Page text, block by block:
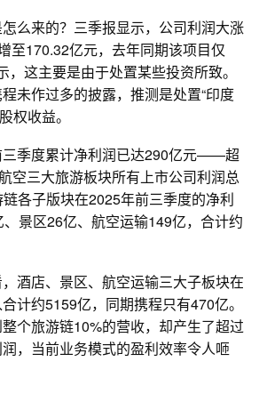
么来的？三季报显示，公司利润大涨
至170.32亿元，去年同期该项目仅
，这主要是由于处置某些投资所致。
未作过多的披露，推测是处置“印度
权收益。
三季度累计净利润已达290亿元——超
空三大旅游板块所有上市公司利润总
各子版块在2025年前三季度的净利
景区26亿、航空运输149亿，合计约
酒店、景区、航空运输三大子板块在
计约5159亿，同期携程只有470亿。
个旅游链10%的营收，却产生了超过
，当前业务模式的盈利效率令人咂